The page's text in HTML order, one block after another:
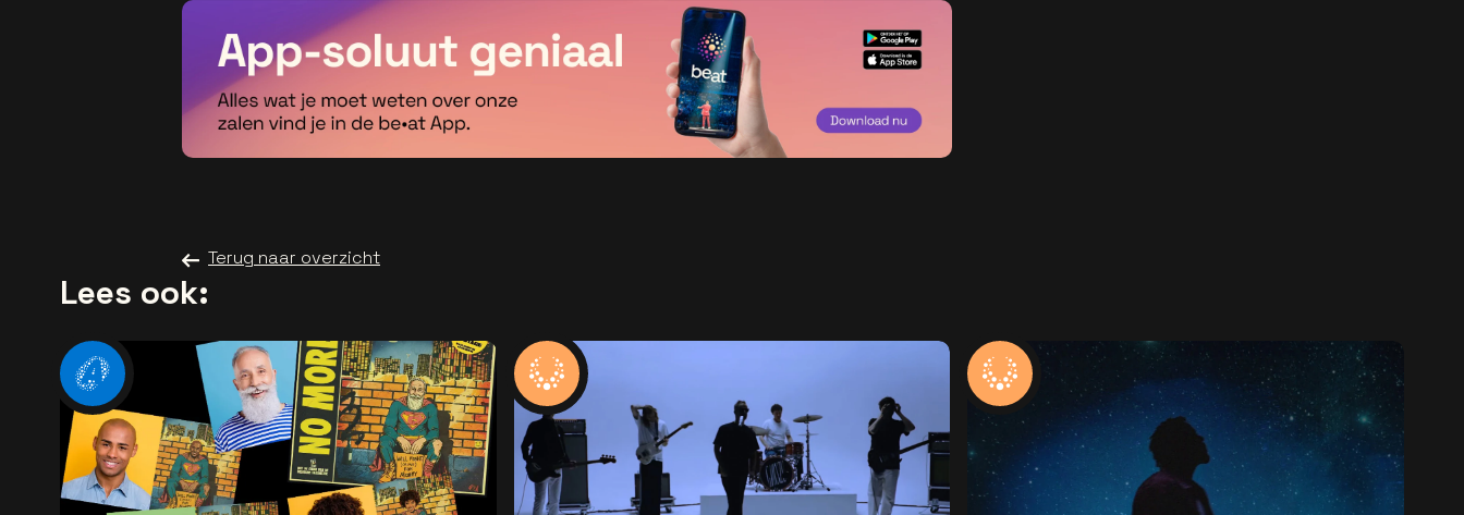
Terug naar overzicht
Lees ook: